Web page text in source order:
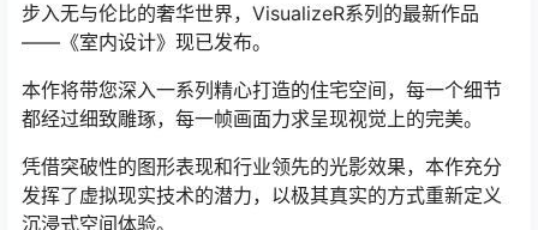
步入无与伦比的奢华世界，VisualizeR系列的最新作品
——《室内设计》现已发布。
本作将带您深入一系列精心打造的住宅空间，每一个细节
都经过细致雕琢，每一帧画面力求呈现视觉上的完美。
凭借突破性的图形表现和行业领先的光影效果，本作充分
发挥了虚拟现实技术的潜力，以极其真实的方式重新定义
沉浸式空间体验。